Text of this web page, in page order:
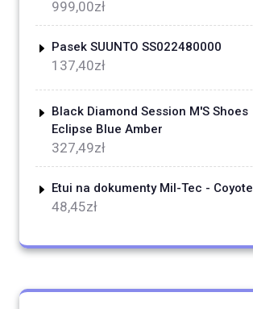
999,00zł
Pasek SUUNTO SS022480000
137,40zł
Black Diamond Session M'S Shoes
Eclipse Blue Amber
327,49zł
Etui na dokumenty Mil-Tec - Coyote
48,45zł